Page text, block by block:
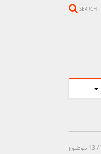
SEARCH
/ 13 موضوع